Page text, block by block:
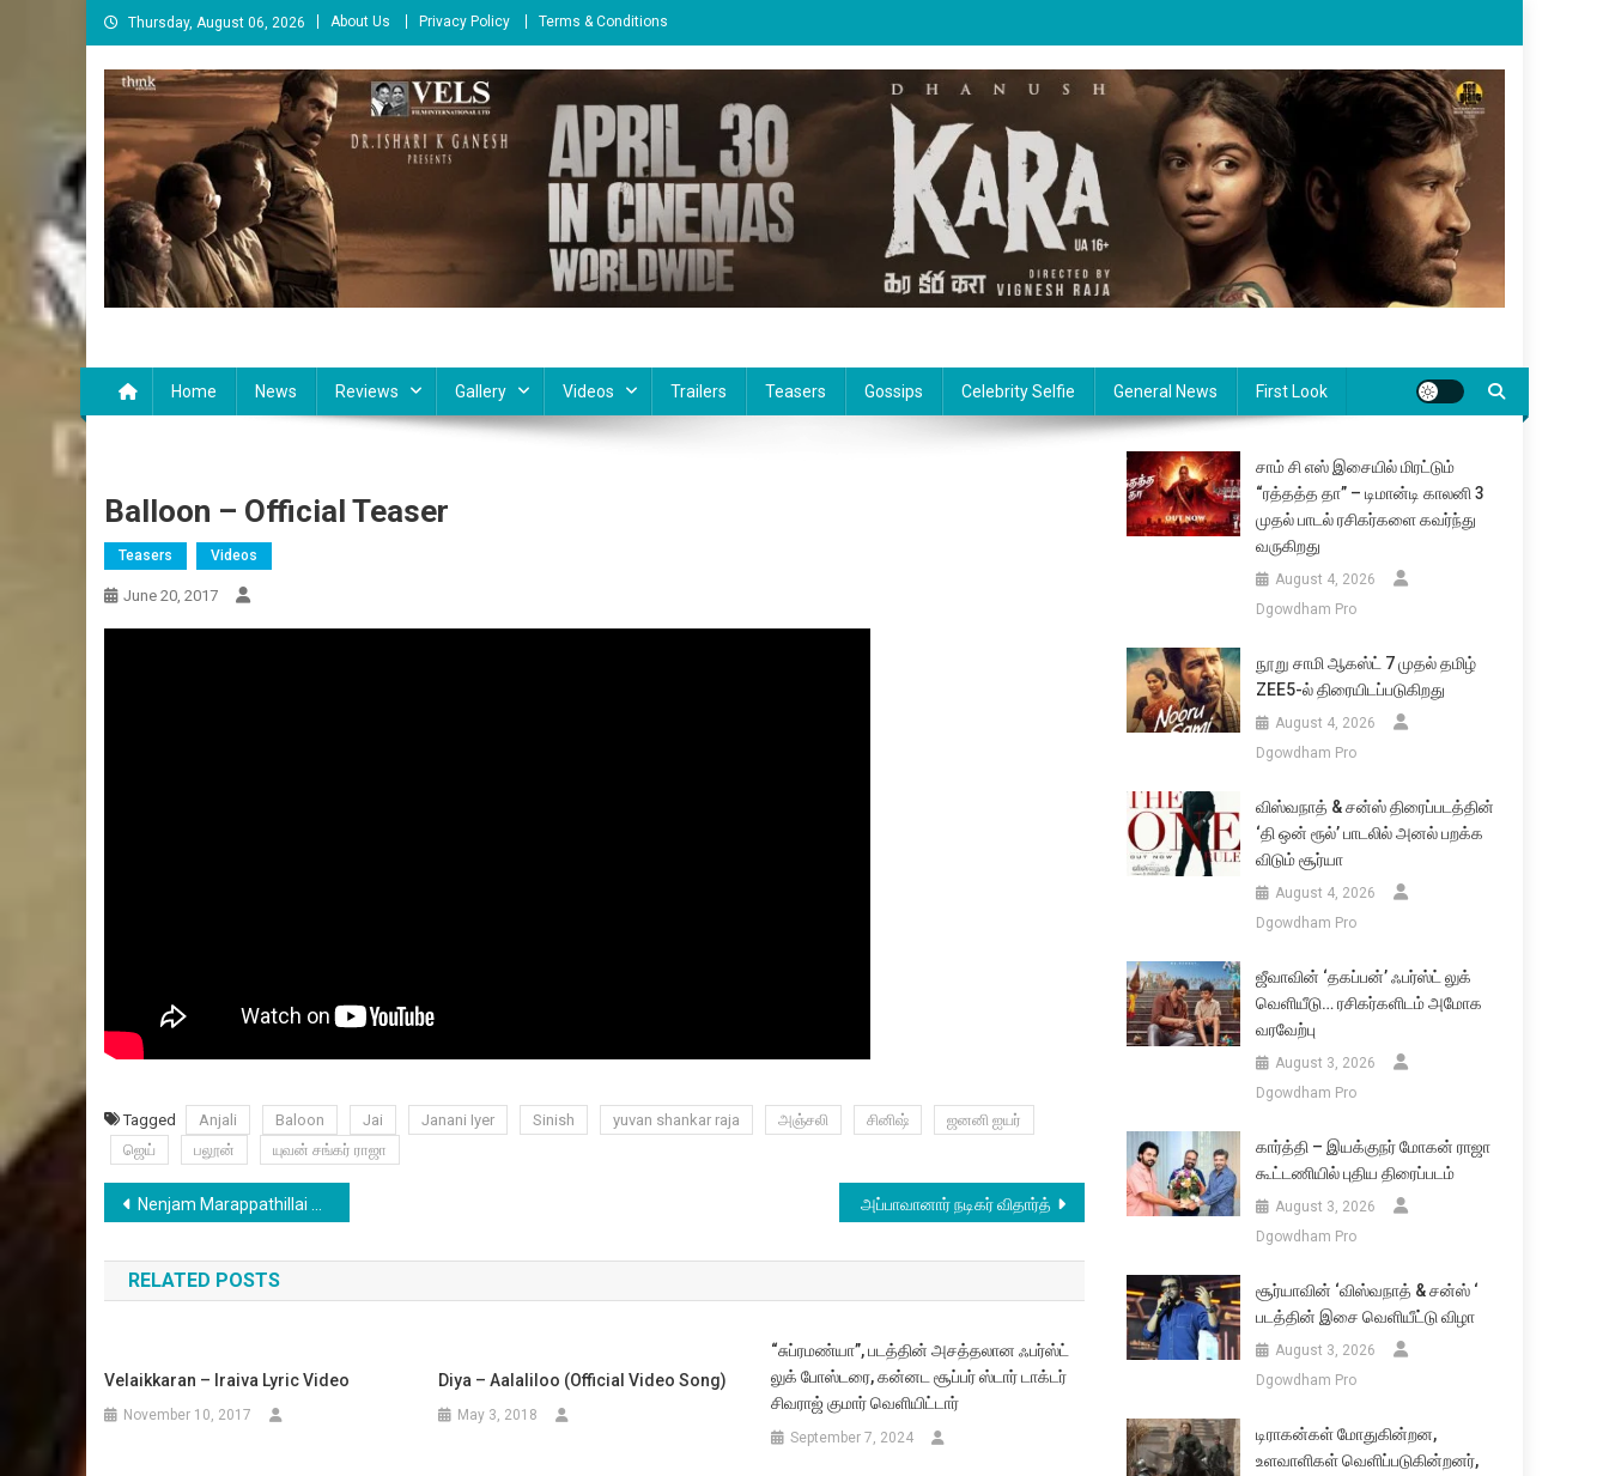
Skip
to
content
Thursday, August 06, 2026 About Us Privacy Policy Terms & Conditions
Cinema Paarvai
Home News Reviews Gallery Videos Trailers Teasers Gossips Celebrity Selfie General News First Look
Balloon – Official Teaser
Teasers Videos
June 20, 2017
Tagged Anjali Baloon Jai Janani Iyer Sinish yuvan shankar raja அஞ்சலி சினிஷ்
ஜனனி ஐயர்
ஜெய்
பலூன் யுவன் சங்கர் ராஜா
Post
navigation
Nenjam Marappathillai – Official Trailer 3 அப்பாவானார் நடிகர் விதார்த்
RELATED POSTS
Velaikkaran – Iraiva Lyric Video
November 10, 2017
Diya – Aalaliloo (Official Video Song)
May 3, 2018
“சுப்ரமண்யா”, படத்தின் அசத்தலான ஃபர்ஸ்ட்
லுக் போஸ்டரை, கன்னட சூப்பர் ஸ்டார் டாக்டர்
சிவராஜ் குமார் வெளியிட்டார்
September 7, 2024
சாம் சி எஸ் இசையில் மிரட்டும்
“ரத்தத்த தா” – டிமான்டி காலனி 3
முதல் பாடல் ரசிகர்களை கவர்ந்து
வருகிறது
August 4, 2026
Dgowdham Pro
நூறு சாமி ஆகஸ்ட் 7 முதல் தமிழ்
ZEE5-ல் திரையிடப்படுகிறது
August 4, 2026
Dgowdham Pro
விஸ்வநாத் & சன்ஸ் திரைப்படத்தின்
‘தி ஒன் ரூல்’ பாடலில் அனல் பறக்க
விடும் சூர்யா
August 4, 2026
Dgowdham Pro
ஜீவாவின் ‘தகப்பன்’ ஃபர்ஸ்ட் லுக்
வெளியீடு… ரசிகர்களிடம் அமோக
வரவேற்பு
August 3, 2026
Dgowdham Pro
கார்த்தி – இயக்குநர் மோகன் ராஜா
கூட்டணியில் புதிய திரைப்படம்
August 3, 2026
Dgowdham Pro
சூர்யாவின் ‘விஸ்வநாத் & சன்ஸ் ‘
படத்தின் இசை வெளியீட்டு விழா
August 3, 2026
Dgowdham Pro
டிராகன்கள் மோதுகின்றன,
உளவாளிகள் வெளிப்படுகின்றனர்,